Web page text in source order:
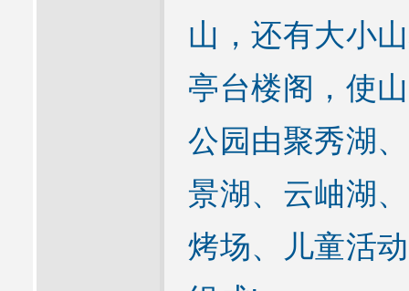
山，还有大小
亭台楼阁，使
公园由聚秀湖
景湖、云岫湖
烤场、儿童活